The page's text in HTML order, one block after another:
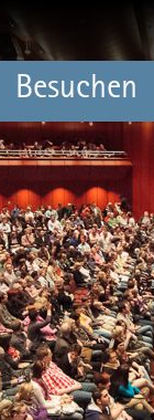
Besuchen